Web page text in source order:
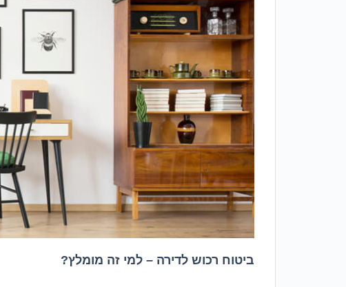
ביטוח רכוש לדירה – למי זה מומלץ?